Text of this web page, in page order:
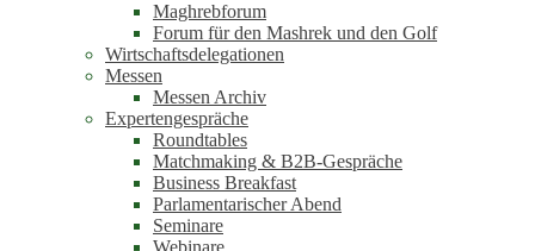
Maghrebforum
Forum für den Mashrek und den Golf
Wirtschaftsdelegationen
Messen
Messen Archiv
Expertengespräche
Roundtables
Matchmaking & B2B-Gespräche
Business Breakfast
Parlamentarischer Abend
Seminare
Webinare